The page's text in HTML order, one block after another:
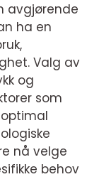
avgjørende
ha en
Valg av
og
som
nå velge
behov